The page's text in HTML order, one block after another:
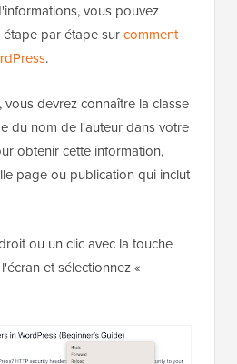
vous pouvez
par étape surcomment
.
devrez connaître la classe
du nom de l'auteur dans votre
obtenir cette information,
page ou publication qui inclut
ou un clic avec la touche
et sélectionnez «